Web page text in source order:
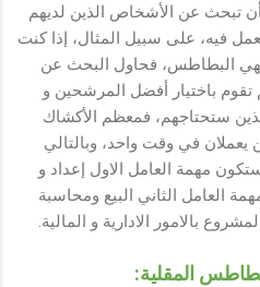
أن تبحث عن الأشخاص الذين لديهم
فيه، على سبيل المثال، إذا كنت
البطاطس، فحاول البحث عن
باختيار أفضل المرشحين و
ستحتاجهم، فمعظم الأكشاك
في وقت واحد، وبالتالي
مهمة العامل الاول إعداد و
العامل الثاني البيع ومحاسبة
بالامور الادارية و المالية.
المقلية: